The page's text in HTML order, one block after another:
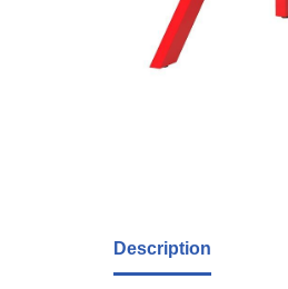
Description